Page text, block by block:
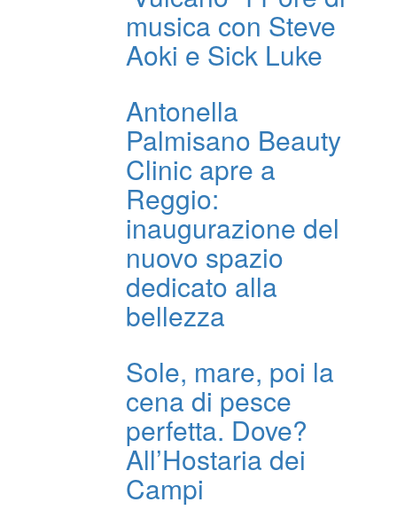
musica con Steve
Aoki e Sick Luke
Antonella
Palmisano Beauty
Clinic apre a
Reggio:
inaugurazione del
nuovo spazio
dedicato alla
bellezza
Sole, mare, poi la
cena di pesce
perfetta. Dove?
All’Hostaria dei
Campi